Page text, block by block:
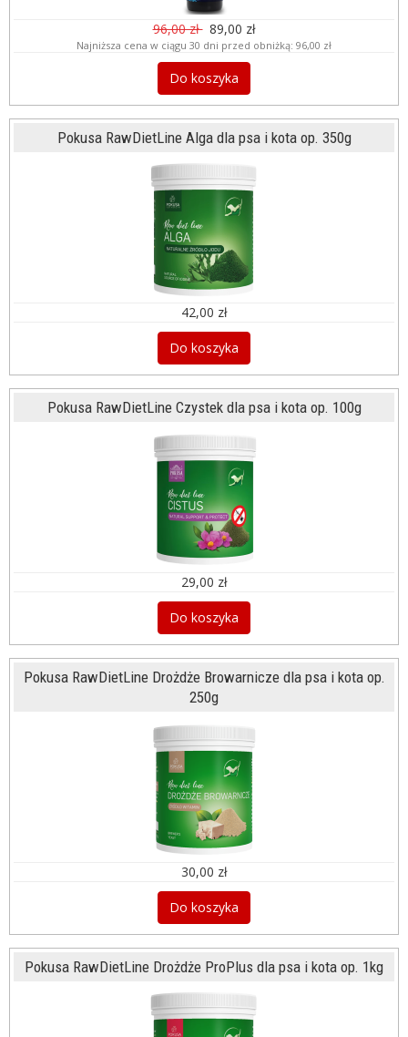
96,00 zł 89,00 zł
Najniższa cena w ciągu 30 dni przed obniżką: 96,00 zł
Do koszyka
Pokusa RawDietLine Alga dla psa i kota op. 350g
42,00 zł
Do koszyka
Pokusa RawDietLine Czystek dla psa i kota op. 100g
29,00 zł
Do koszyka
Pokusa RawDietLine Drożdże Browarnicze dla psa i kota op.
250g
30,00 zł
Do koszyka
Pokusa RawDietLine Drożdże ProPlus dla psa i kota op. 1kg